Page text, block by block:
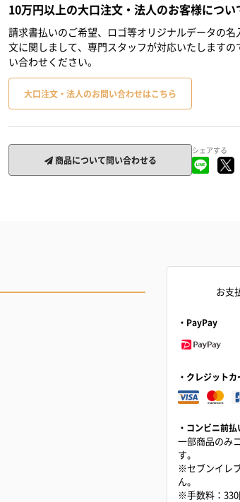
10万円以上の大口注文・法人のお客様につい
請求書払いのご希望、ロゴ等オリジナルデータの
文に関しまして、専門スタッフが対応いたします
い合わせください。
大口注文・法人のお問い合わせはこちら
商品について問い合わせる
シェアする
お支
・PayPay
・クレジットカ
・コンビニ前払
一部商品のみ
す。
※セブンイレ
ん。
※手数料：330